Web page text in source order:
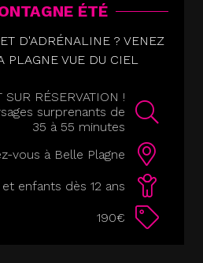
ÉTÉ
D'ADRÉNALINE ? VENEZ
PLAGNE VUE DU CIEL
SUR RÉSERVATION !
surprenants de
35 à 55 minutes
vous à Belle Plagne
enfants dès 12 ans
190€